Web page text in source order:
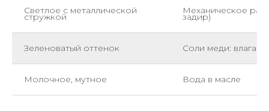
Светлое с металлической
стружкой
Механическое
задир)
Зеленоватый оттенок Соли меди: влага +
Молочное, мутное Вода в масле